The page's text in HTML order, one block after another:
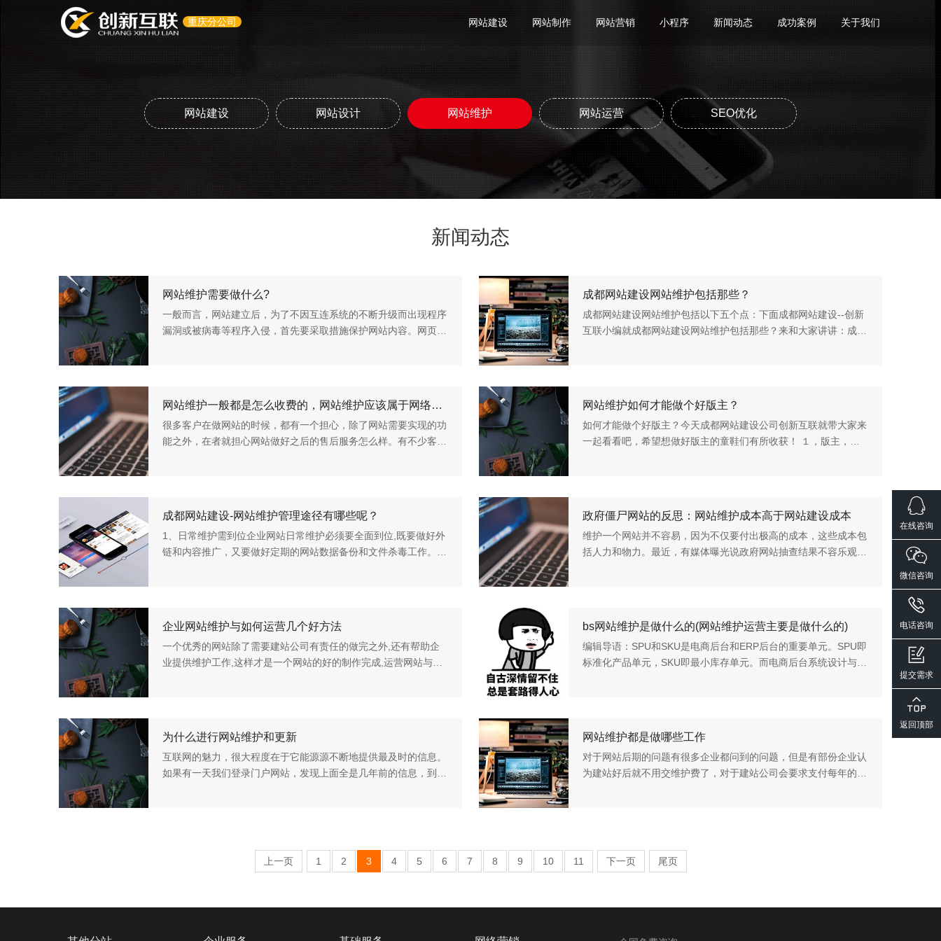
重庆分公司 网站建设 网站制作 网站营销 小程序 新闻动态 成功案例 关于我们
网站建设 网站设计 网站维护 网站运营 SEO优化
新闻动态
网站维护需要做什么?
一般而言，网站建立后，为了不因互连系统的不断升级而出现程序
漏洞或被病毒等程序入侵，首先要采取措施保护网站内容。网页内
成都网站建设网站维护包括那些？
成都网站建设网站维护包括以下五个点：下面成都网站建设--创新
互联小编就成都网站建设网站维护包括那些？来和大家讲讲：成都
网站维护一般都是怎么收费的，网站维护应该属于网络公司还是自己维护呢
很多客户在做网站的时候，都有一个担心，除了网站需要实现的功
能之外，在者就担心网站做好之后的售后服务怎么样。有不少客户
网站维护如何才能做个好版主？
如何才能做个好版主？今天成都网站建设公司创新互联就带大家来
一起看看吧，希望想做好版主的童鞋们有所收获！ １，版主，并
成都网站建设-网站维护管理途径有哪些呢？
1、日常维护需到位企业网站日常维护必须要全面到位,既要做好外
链和内容推广，又要做好定期的网站数据备份和文件杀毒工作。一
政府僵尸网站的反思：网站维护成本高于网站建设成本
维护一个网站并不容易，因为不仅要付出极高的成本，这些成本包
括人力和物力。最近，有媒体曝光说政府网站抽查结果不容乐观，
企业网站维护与如何运营几个好方法
一个优秀的网站除了需要建站公司有责任的做完之外,还有帮助企
业提供维护工作,这样才是一个网站的好的制作完成,运营网站与建
bs网站维护是做什么的(网站维护运营主要是做什么的)
编辑导语：SPU和SKU是电商后台和ERP后台的重要单元。SPU即
标准化产品单元，SKU即最小库存单元。而电商后台系统设计与
为什么进行网站维护和更新
互联网的魅力，很大程度在于它能源源不断地提供最及时的信息。
如果有一天我们登录门户网站，发现上面全是几年前的信息，到搜
网站维护都是做哪些工作
对于网站后期的问题有很多企业都问到的问题，但是有部份企业认
为建站好后就不用交维护费了，对于建站公司会要求支付每年的维
上一页 1 2 3 4 5 6 7 8 9 10 11 下一页 尾页
在线咨询
微信咨询
电话咨询
提交需求
返回顶部